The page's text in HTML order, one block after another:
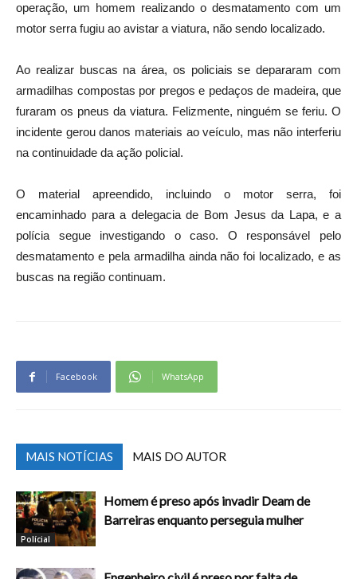
operação, um homem realizando o desmatamento com um
motor serra fugiu ao avistar a viatura, não sendo localizado.
Ao realizar buscas na área, os policiais se depararam com
armadilhas compostas por pregos e pedaços de madeira, que
furaram os pneus da viatura. Felizmente, ninguém se feriu. O
incidente gerou danos materiais ao veículo, mas não interferiu
na continuidade da ação policial.
O material apreendido, incluindo o motor serra, foi
encaminhado para a delegacia de Bom Jesus da Lapa, e a
polícia segue investigando o caso. O responsável pelo
desmatamento e pela armadilha ainda não foi localizado, e as
buscas na região continuam.
Facebook WhatsApp
MAIS NOTÍCIAS MAIS DO AUTOR
Polícial
Homem é preso após invadir Deam de
Barreiras enquanto perseguia mulher